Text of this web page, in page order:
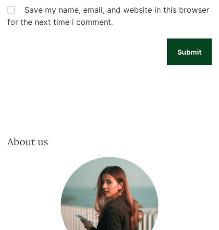
Save my name, email, and website in this browser
for the next time I comment.
About us